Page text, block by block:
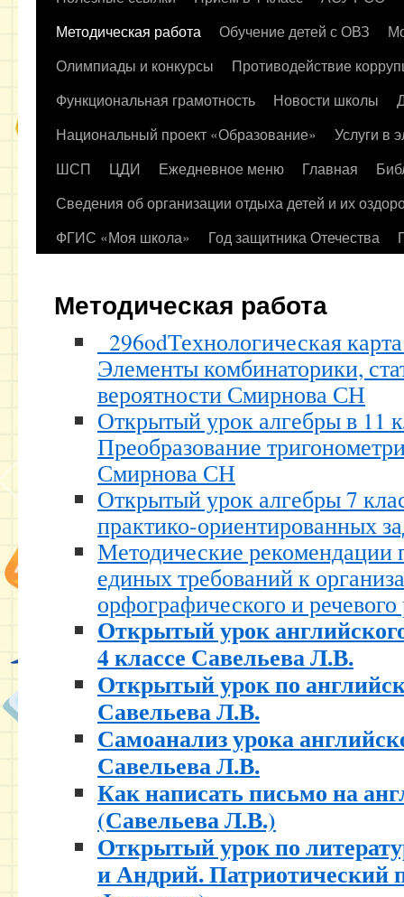
содержимому
Методическая работа
Обучение детей с ОВЗ
Олимпиады и конкурсы
Противодействие
Функциональная грамотность
Новости школы
Национальный проект «Образование»
Услуги в
ШСП
ЦДИ Ежедневное меню Главная
Сведения об организации отдыха детей и их
ФГИС «Моя школа»
Год защитника Отечества
Методическая работа
_296odТехнологическая
Элементы комбинаторики,
вероятности Смирнова СН
Открытый урок алгебры в 11
Преобразование
Смирнова СН
Открытый урок алгебры 7
практико-ориентированных
Методические
единых требований к
орфографического и
Открытый урок
4 классе Савельева Л.В.
Открытый урок по
Савельева Л.В.
Самоанализ урока
Савельева Л.В.
Как написать письмо на
(Савельева Л.В.)
Открытый урок по
и Андрий. Патриотический